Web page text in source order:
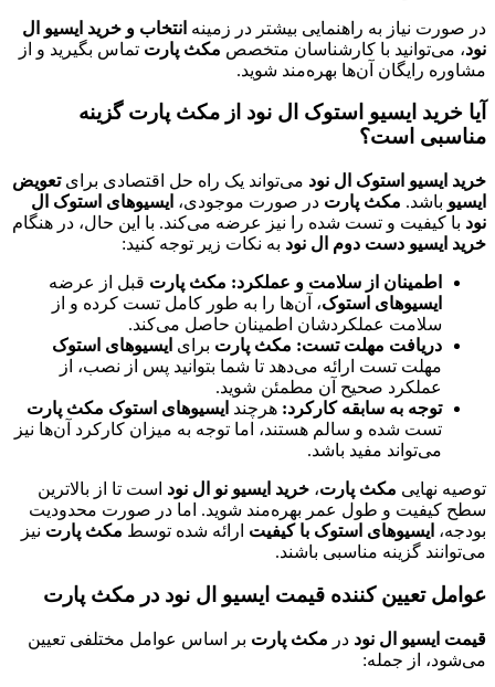
در صورت نیاز به راهنمایی بیشتر در زمینه انتخاب و خرید ایسیو ال
نود، می‌توانید با کارشناسان متخصص مکث پارت تماس بگیرید و از
مشاوره رایگان آن‌ها بهره‌مند شوید.
آیا خرید ایسیو استوک ال نود از مکث پارت گزینه
مناسبی است؟
خرید ایسیو استوک ال نود می‌تواند یک راه حل اقتصادی برایتعویض
ایسیو باشد. مکث پارت در صورت موجودی، ایسیوهای استوک ال
نود با کیفیت و تست شده را نیز عرضه می‌کند. با این حال، در هنگام
خرید ایسیو دست دوم ال نود به نکات زیر توجه کنید:
اطمینان از سلامت و عملکرد: مکث پارت قبل از عرضه
ایسیوهای استوک، آن‌ها را به طور کامل تست کرده و از
سلامت عملکردشان اطمینان حاصل می‌کند.
دریافت مهلت تست: مکث پارت برای ایسیوهای استوک
مهلت تست ارائه می‌دهد تا شما بتوانید پس از نصب، از
عملکرد صحیح آن مطمئن شوید.
توجه به سابقه کارکرد: هرچند ایسیوهای استوک مکث پارت
تست شده و سالم هستند، اما توجه به میزان کارکرد آن‌ها نیز
می‌تواند مفید باشد.
توصیه نهایی مکث پارت، خرید ایسیو نو ال نود است تا از بالاترین
سطح کیفیت و طول عمر بهره‌مند شوید. اما در صورت محدودیت
بودجه، ایسیوهای استوک با کیفیت ارائه شده توسط مکث پارت نیز
می‌توانند گزینه مناسبی باشند.
عوامل تعیین کننده قیمت ایسیو ال نود در مکث پارت
قیمت ایسیو ال نود در مکث پارت بر اساس عوامل مختلفی تعیین
می‌شود، از جمله: